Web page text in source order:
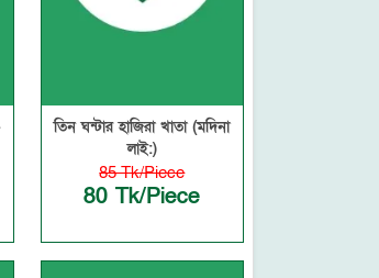
তিন ঘন্টার হাজিরা খাতা (মদিনা
লাই:)
85 Tk/Piece
80 Tk/Piece